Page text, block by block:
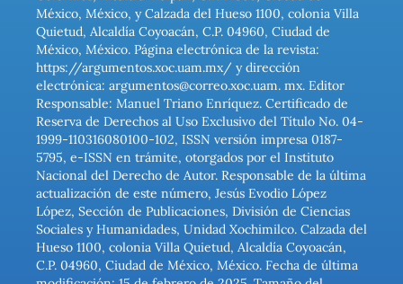
México, México, y Calzada del Hueso 1100, colonia Villa
Quietud, Alcaldía Coyoacán, C.P. 04960, Ciudad de
México, México. Página electrónica de la revista:
https://argumentos.xoc.uam.mx/ y dirección
electrónica: argumentos@correo.xoc.uam. mx. Editor
Responsable: Manuel Triano Enríquez. Certificado de
Reserva de Derechos al Uso Exclusivo del Título No. 04-
1999-110316080100-102, ISSN versión impresa 0187-
5795, e-ISSN en trámite, otorgados por el Instituto
Nacional del Derecho de Autor. Responsable de la última
actualización de este número, Jesús Evodio López
López, Sección de Publicaciones, División de Ciencias
Sociales y Humanidades, Unidad Xochimilco. Calzada del
Hueso 1100, colonia Villa Quietud, Alcaldía Coyoacán,
C.P. 04960, Ciudad de México, México. Fecha de última